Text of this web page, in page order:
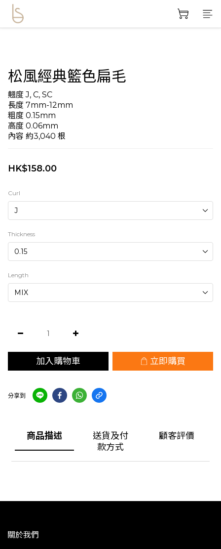
松風經典籃色扁毛
翹度 J, C, SC
長度 7mm-12mm
粗度 0.15mm
高度 0.06mm
內容 約3,040 根
HK$158.00
Curl
Thickness
Length
加入購物車 立即購買
分享到
商品描述
送貨及付
款方式
顧客評價
關於我們